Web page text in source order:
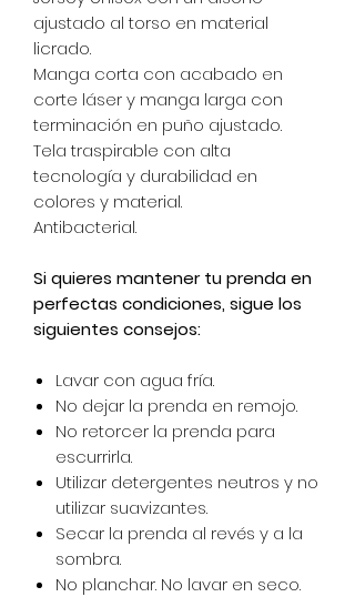
ajustado al torso en material
licrado.
Manga corta con acabado en
corte láser y manga larga con
terminación en puño ajustado.
Tela traspirable con alta
tecnología y durabilidad en
colores y material.
Antibacterial.
Si quieres mantener tu prenda en
perfectas condiciones, sigue los
siguientes consejos:
Lavar con agua fría.
No dejar la prenda en remojo.
No retorcer la prenda para
escurrirla.
Utilizar detergentes neutros y no
utilizar suavizantes.
Secar la prenda al revés y a la
sombra.
No planchar. No lavar en seco.